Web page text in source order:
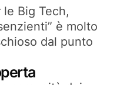
le Big Tech,
è molto
dal punto